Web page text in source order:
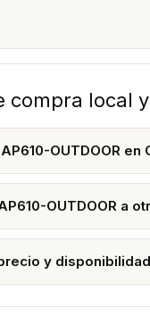
compra local
OUTDOOR en
OUTDOOR a
y disponibilidad